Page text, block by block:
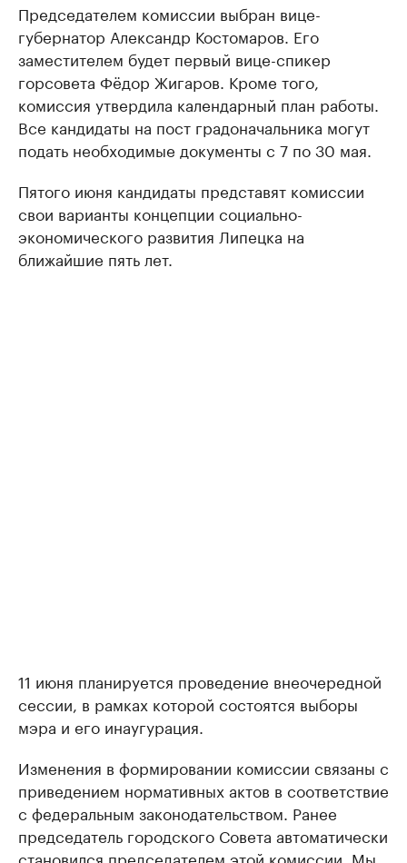
Председателем комиссии выбран вице-
губернатор Александр Костомаров. Его
заместителем будет первый вице-спикер
горсовета Фёдор Жигаров. Кроме того,
комиссия утвердила календарный план работы.
Все кандидаты на пост градоначальника могут
подать необходимые документы с 7 по 30 мая.
Пятого июня кандидаты представят комиссии
свои варианты концепции социально-
экономического развития Липецка на
ближайшие пять лет.
11 июня планируется проведение внеочередной
сессии, в рамках которой состоятся выборы
мэра и его инаугурация.
Изменения в формировании комиссии связаны с
приведением нормативных актов в соответствие
с федеральным законодательством. Ранее
председатель городского Совета автоматически
становился председателем этой комиссии. Мы